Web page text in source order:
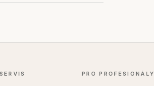
PRO PROFESIONÁLY